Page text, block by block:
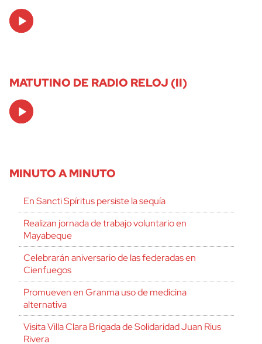
Audio
Player
MATUTINO DE RADIO RELOJ (II)
Audio
Player
MINUTO A MINUTO
En Sancti Spíritus persiste la sequía
Realizan jornada de trabajo voluntario en
Mayabeque
Celebrarán aniversario de las federadas en
Cienfuegos
Promueven en Granma uso de medicina
alternativa
Visita Villa Clara Brigada de Solidaridad Juan Rius
Rivera